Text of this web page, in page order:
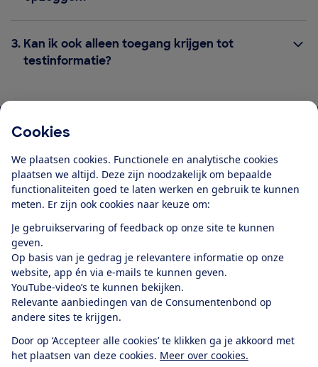
Cookies
We plaatsen cookies. Functionele en analytische cookies
plaatsen we altijd. Deze zijn noodzakelijk om bepaalde
functionaliteiten goed te laten werken en gebruik te kunnen
meten. Er zijn ook cookies naar keuze om:
Je gebruikservaring of feedback op onze site te kunnen
geven.
Op basis van je gedrag je relevantere informatie op onze
website, app én via e-mails te kunnen geven.
YouTube-video’s te kunnen bekijken.
Relevante aanbiedingen van de Consumentenbond op
andere sites te krijgen.
Door op ‘Accepteer alle cookies’ te klikken ga je akkoord met
het plaatsen van deze cookies. Meer over cookies.
3. Kan ik ook alleen toegang krijgen tot
testinformatie?
Alles over de
app
Algemene Voorwaarden
Privacyverklaring
Cookiebeleid
Privacyvoorkeuren
Toegankelijkheid
RSS-feed nieuws
Facebook
TwitterInstagram
YoutubeLinkedIn
12.901consumentenbeoordelen de Consumentenbondmet gemiddeld